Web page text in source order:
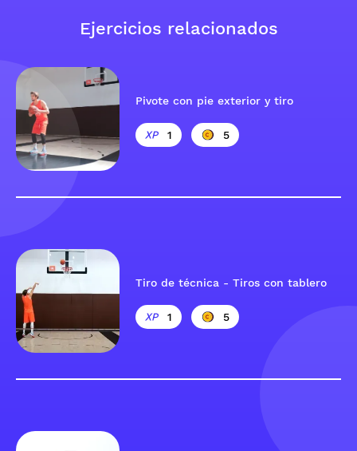
Ejercicios relacionados
Pivote con pie exterior y tiro
1 5
Tiro de técnica - Tiros con tablero
1 5